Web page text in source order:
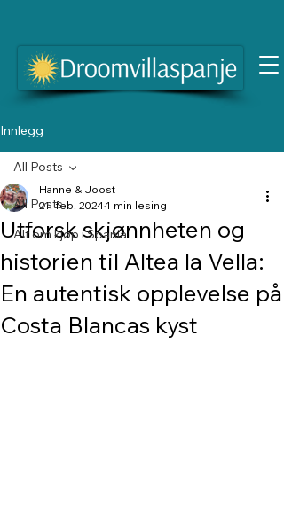
Innlegg
All Posts
Alt om kjøp i Spania
All Posts
Utforsk skjønnheten og
historien til Altea la Vella:
En autentisk opplevelse på
Costa Blancas kyst
Hanne & Joost
21. feb. 2024 1 min lesing